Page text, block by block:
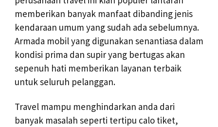
memberikan banyak manfaat dibanding jenis
kendaraan umum yang sudah ada sebelumnya.
Armada mobil yang digunakan senantiasa dalam
kondisi prima dan supir yang bertugas akan
sepenuh hati memberikan layanan terbaik
untuk seluruh pelanggan.
Travel mampu menghindarkan anda dari
banyak masalah seperti tertipu calo tiket,